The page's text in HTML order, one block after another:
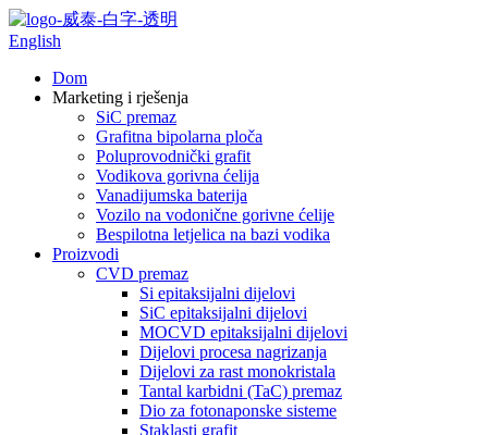
English
Dom
Marketing i rješenja
SiC premaz
Grafitna bipolarna ploča
Poluprovodnički grafit
Vodikova gorivna ćelija
Vanadijumska baterija
Vozilo na vodonične gorivne ćelije
Bespilotna letjelica na bazi vodika
Proizvodi
CVD premaz
Si epitaksijalni dijelovi
SiC epitaksijalni dijelovi
MOCVD epitaksijalni dijelovi
Dijelovi procesa nagrizanja
Dijelovi za rast monokristala
Tantal karbidni (TaC) premaz
Dio za fotonaponske sisteme
Staklasti grafit